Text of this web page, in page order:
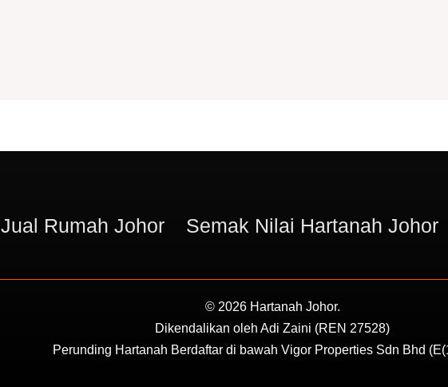
Jual Rumah Johor Semak Nilai Hartanah Johor
© 2026 Hartanah Johor.
Dikendalikan oleh Adi Zaini (REN 27528)
Perunding Hartanah Berdaftar di bawah Vigor Properties Sdn Bhd